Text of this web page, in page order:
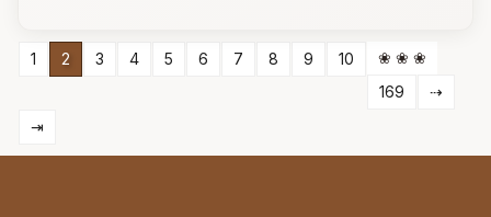
1 2 3 4 5 6 7 8 9 10
❀ ❀ ❀
169
⇢
⇥